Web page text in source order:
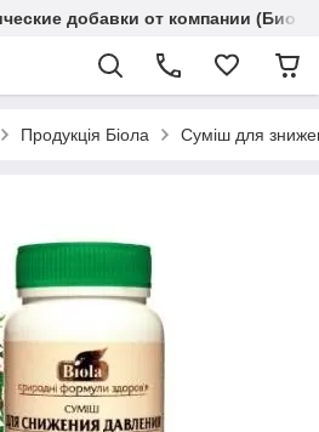
добавки от компании
Продукція Біола Суміш для